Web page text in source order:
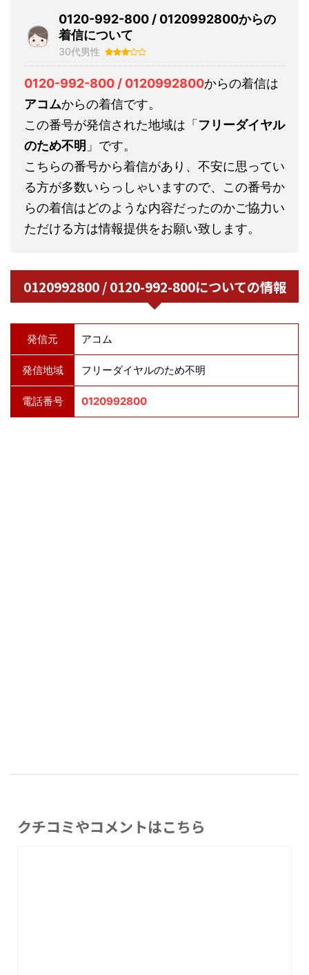
0120-992-800 / 0120992800からの
着信について
30代男性
0120-992-800 / 0120992800からの着信は
アコムからの着信です。
この番号が発信された地域は「フリーダイヤル
のため不明 」です。
こちらの番号から着信があり、不安に思ってい
る方が多数いらっしゃいますので、この番号か
らの着信はどのような内容だったのかご協力い
ただける方は情報提供をお願い致します。
0120992800 / 0120-992-800についての情報
発信元 アコム
発信地域 フリーダイヤルのため不明
電話番号 0120992800
クチコミやコメントはこちら